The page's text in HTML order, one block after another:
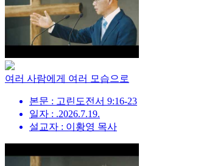
여러 사람에게 여러 모습으로
본문 : 고린도전서 9:16-23
일자 : .2026.7.19.
설교자 : 이황영 목사